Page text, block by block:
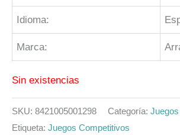
Idioma:
Marca:
Sin existencias
SKU: 8421005001298 Categoría:
Etiqueta: Juegos Competitivos